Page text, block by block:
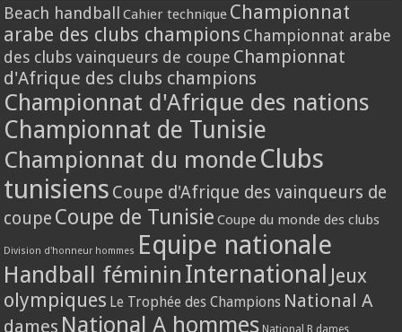
Beach handball Cahier technique Championnat
arabe des clubs champions Championnat arabe
des clubs vainqueurs de coupe Championnat
d'Afrique des clubs champions
Championnat d'Afrique des nations
Championnat de Tunisie
Championnat du monde Clubs
tunisiens Coupe d'Afrique des vainqueurs de
coupe Coupe de Tunisie Coupe du monde des clubs
Division d'honneur hommes Equipe nationale
Handball féminin International Jeux
olympiques Le Trophée des Champions National A
dames National A hommes National B dames